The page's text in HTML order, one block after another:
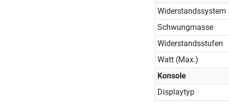
Widerstandssystem
Schwungmasse
Widerstandsstufen
Watt (Max.)
Konsole
Displaytyp